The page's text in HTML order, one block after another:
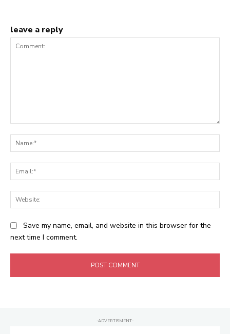
leave a reply
Save my name, email, and website in this browser for the
next time I comment.